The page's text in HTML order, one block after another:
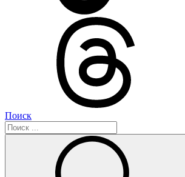
Поиск